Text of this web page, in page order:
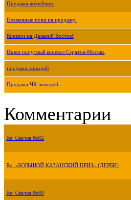
Продажа жеребцов.
Племенные пони на продажу.
Коневоз на Дальний Восток!
Ищем попутный коневоз Саратов-Москва
продажа лошадей
Продажа ЧК лошадей
Комментарии
Re: Скачка №82
Re: «БОЛЬШОЙ КАЗАНСКИЙ ПРИЗ» (ДЕРБИ)
Re: Скачка №80